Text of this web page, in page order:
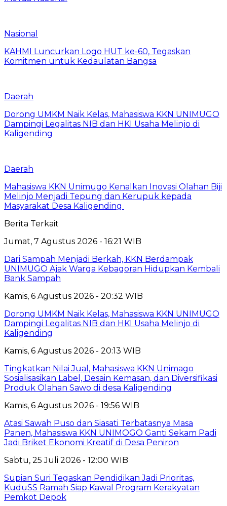
Nasional
KAHMI Luncurkan Logo HUT ke-60, Tegaskan
Komitmen untuk Kedaulatan Bangsa
Daerah
Dorong UMKM Naik Kelas, Mahasiswa KKN UNIMUGO
Dampingi Legalitas NIB dan HKI Usaha Melinjo di
Kaligending
Daerah
Mahasiswa KKN Unimugo Kenalkan Inovasi Olahan Biji
Melinjo Menjadi Tepung dan Kerupuk kepada
Masyarakat Desa Kaligending
Berita Terkait
Jumat, 7 Agustus 2026 - 16:21 WIB
Dari Sampah Menjadi Berkah, KKN Berdampak
UNIMUGO Ajak Warga Kebagoran Hidupkan Kembali
Bank Sampah
Kamis, 6 Agustus 2026 - 20:32 WIB
Dorong UMKM Naik Kelas, Mahasiswa KKN UNIMUGO
Dampingi Legalitas NIB dan HKI Usaha Melinjo di
Kaligending
Kamis, 6 Agustus 2026 - 20:13 WIB
Tingkatkan Nilai Jual, Mahasiswa KKN Unimago
Sosialisasikan Label, Desain Kemasan, dan Diversifikasi
Produk Olahan Sawo di desa Kaligending
Kamis, 6 Agustus 2026 - 19:56 WIB
Atasi Sawah Puso dan Siasati Terbatasnya Masa
Panen, Mahasiswa KKN UNIMOGO Ganti Sekam Padi
Jadi Briket Ekonomi Kreatif di Desa Peniron
Sabtu, 25 Juli 2026 - 12:00 WIB
Supian Suri Tegaskan Pendidikan Jadi Prioritas,
KuduSS Ramah Siap Kawal Program Kerakyatan
Pemkot Depok